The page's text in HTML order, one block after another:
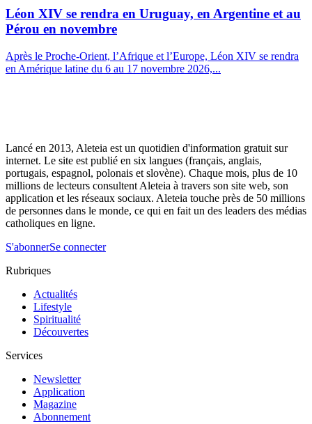
Léon XIV se rendra en Uruguay, en Argentine et au
Pérou en novembre
Après le Proche-Orient, l’Afrique et l’Europe, Léon XIV se rendra
en Amérique latine du 6 au 17 novembre 2026,...
Lancé en 2013, Aleteia est un quotidien d'information gratuit sur
internet. Le site est publié en six langues (français, anglais,
portugais, espagnol, polonais et slovène). Chaque mois, plus de 10
millions de lecteurs consultent Aleteia à travers son site web, son
application et les réseaux sociaux. Aleteia touche près de 50 millions
de personnes dans le monde, ce qui en fait un des leaders des médias
catholiques en ligne.
S'abonnerSe connecter
Rubriques
Actualités
Lifestyle
Spiritualité
Découvertes
Services
Newsletter
Application
Magazine
Abonnement